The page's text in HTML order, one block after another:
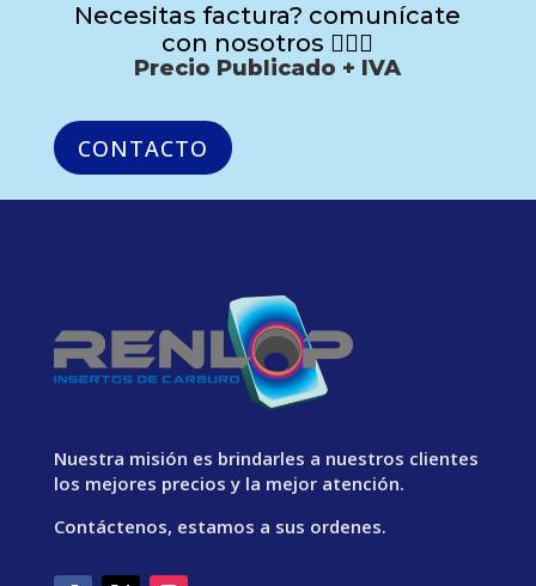
Necesitas factura? comunícate
con nosotros 🙋🏻‍♂️
Precio Publicado + IVA
CONTACTO
Nuestra misión es brindarles a nuestros clientes
los mejores precios y la mejor atención.
Contáctenos, estamos a sus ordenes.